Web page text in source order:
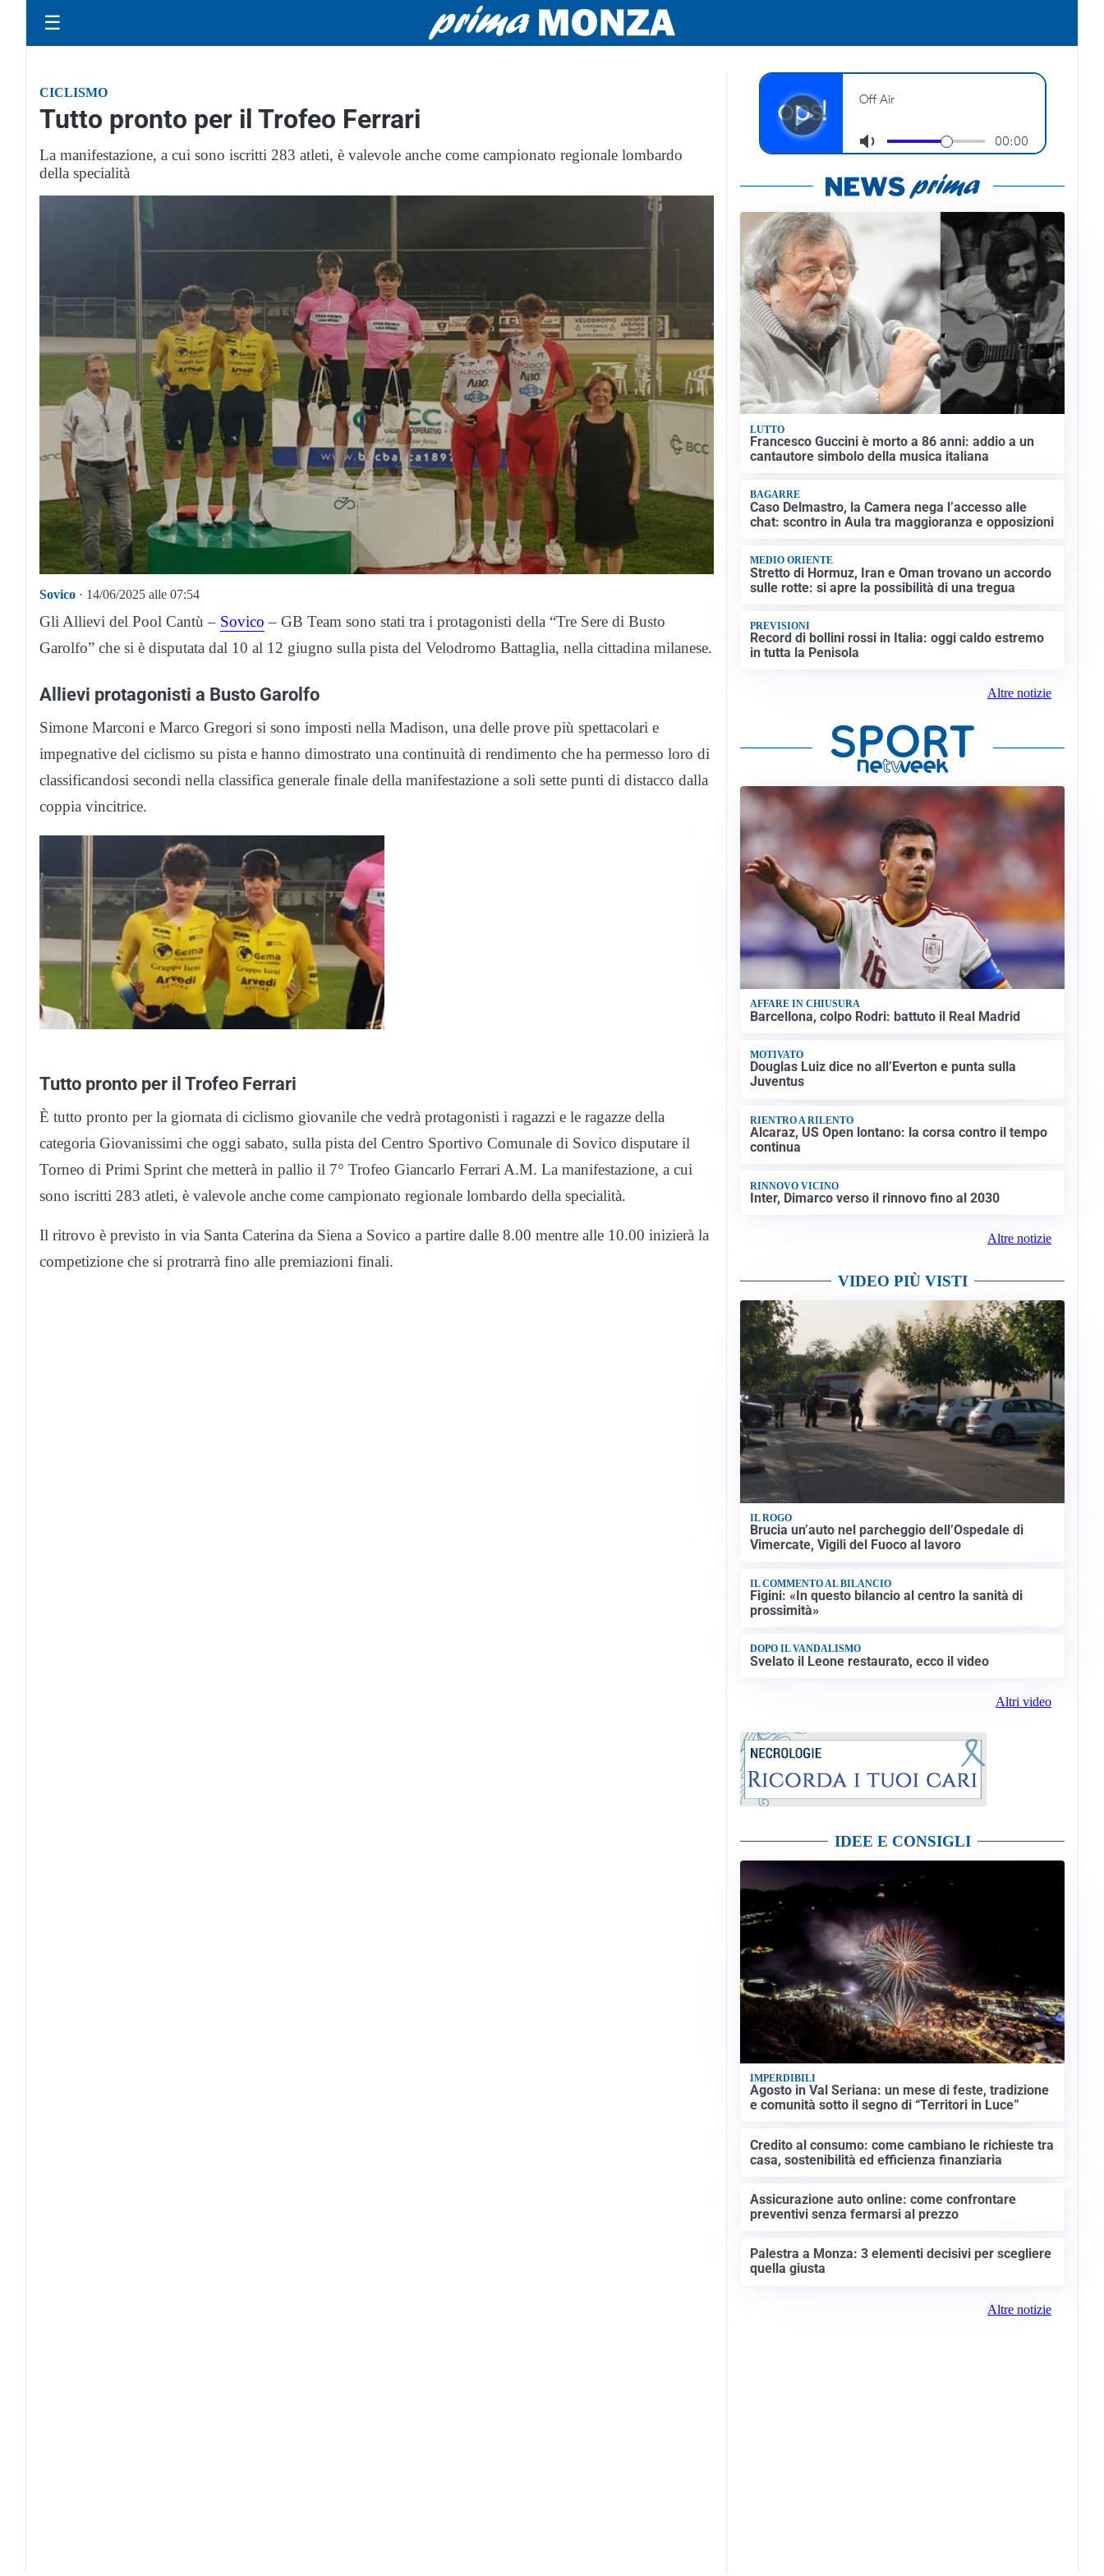
☰
CICLISMO
Tutto pronto per il Trofeo Ferrari
La manifestazione, a cui sono iscritti 283 atleti, è valevole anche come campionato regionale lombardo
della specialità
Sovico · 14/06/2025 alle 07:54
Gli Allievi del Pool Cantù – Sovico – GB Team sono stati tra i protagonisti della “Tre Sere di Busto
Garolfo” che si è disputata dal 10 al 12 giugno sulla pista del Velodromo Battaglia, nella cittadina milanese.
Allievi protagonisti a Busto Garolfo
Simone Marconi e Marco Gregori si sono imposti nella Madison, una delle prove più spettacolari e
impegnative del ciclismo su pista e hanno dimostrato una continuità di rendimento che ha permesso loro di
classificandosi secondi nella classifica generale finale della manifestazione a soli sette punti di distacco dalla
coppia vincitrice.
Tutto pronto per il Trofeo Ferrari
È tutto pronto per la giornata di ciclismo giovanile che vedrà protagonisti i ragazzi e le ragazze della
categoria Giovanissimi che oggi sabato, sulla pista del Centro Sportivo Comunale di Sovico disputare il
Torneo di Primi Sprint che metterà in pallio il 7° Trofeo Giancarlo Ferrari A.M. La manifestazione, a cui
sono iscritti 283 atleti, è valevole anche come campionato regionale lombardo della specialità.
Il ritrovo è previsto in via Santa Caterina da Siena a Sovico a partire dalle 8.00 mentre alle 10.00 inizierà la
competizione che si protrarrà fino alle premiazioni finali.
LUTTO
Francesco Guccini è morto a 86 anni: addio a un
cantautore simbolo della musica italiana
BAGARRE
Caso Delmastro, la Camera nega l’accesso alle
chat: scontro in Aula tra maggioranza e opposizioni
MEDIO ORIENTE
Stretto di Hormuz, Iran e Oman trovano un accordo
sulle rotte: si apre la possibilità di una tregua
PREVISIONI
Record di bollini rossi in Italia: oggi caldo estremo
in tutta la Penisola
Altre notizie
AFFARE IN CHIUSURA
Barcellona, colpo Rodri: battuto il Real Madrid
MOTIVATO
Douglas Luiz dice no all’Everton e punta sulla
Juventus
RIENTRO A RILENTO
Alcaraz, US Open lontano: la corsa contro il tempo
continua
RINNOVO VICINO
Inter, Dimarco verso il rinnovo fino al 2030
Altre notizie
VIDEO PIÙ VISTI
IL ROGO
Brucia un’auto nel parcheggio dell’Ospedale di
Vimercate, Vigili del Fuoco al lavoro
IL COMMENTO AL BILANCIO
Figini: «In questo bilancio al centro la sanità di
prossimità»
DOPO IL VANDALISMO
Svelato il Leone restaurato, ecco il video
Altri video
IDEE E CONSIGLI
IMPERDIBILI
Agosto in Val Seriana: un mese di feste, tradizione
e comunità sotto il segno di “Territori in Luce”
Credito al consumo: come cambiano le richieste tra
casa, sostenibilità ed efficienza finanziaria
Assicurazione auto online: come confrontare
preventivi senza fermarsi al prezzo
Palestra a Monza: 3 elementi decisivi per scegliere
quella giusta
Altre notizie